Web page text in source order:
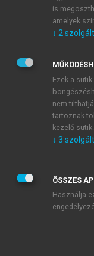
Kérek
Kérek
veszem és
Általános
mersz.hu
tudomásul
is
amelyek
↓ 2
Ezek a
nem
tartoznak
kezelő sütik.
↓ 3
ÖSSZES
Használja